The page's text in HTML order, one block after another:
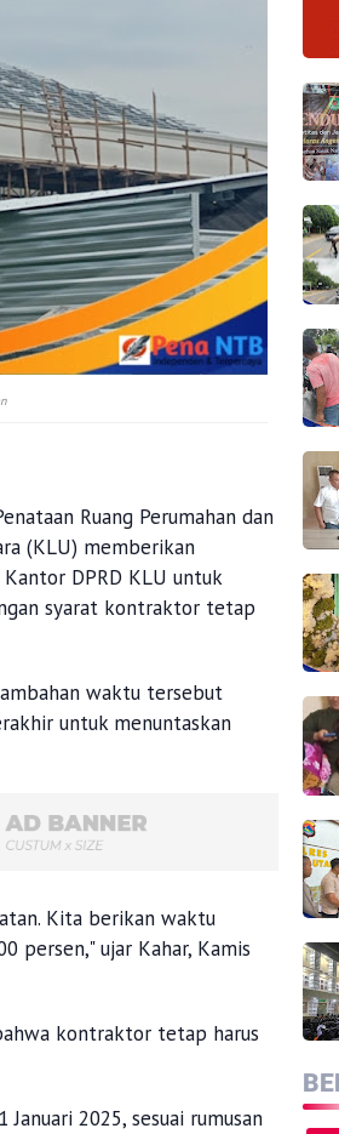
Ruang Perumahan dan
(KLU) memberikan
DPRD KLU untuk
syarat kontraktor tetap
waktu tersebut
untuk menuntaskan
Kita berikan waktu
persen," ujar Kahar, Kamis
kontraktor tetap harus
2025, sesuai rumusan